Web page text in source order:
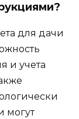
для дачи
и учета
могут